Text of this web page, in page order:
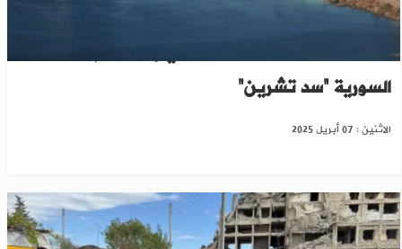
السورية “سد تشرين”
الاثنين : 07 أبريل 2025